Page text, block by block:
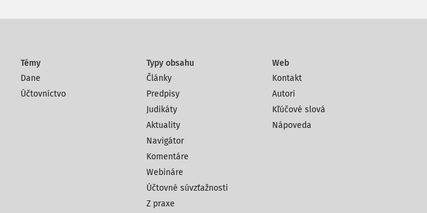
Témy
Dane
Účtovníctvo
Typy obsahu
Články
Predpisy
Judikáty
Aktuality
Navigátor
Komentáre
Webináre
Účtovné súvzťažnosti
Z praxe
Web
Kontakt
Autori
Kľúčové slová
Nápoveda